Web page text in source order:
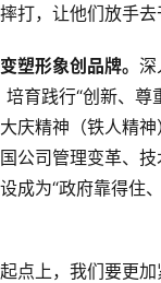
打，让他们放手
塑形象创品牌。 深
育践行“创新、
庆精神（铁人精
公司管理变革、
成为“政府靠得住
点上，我们要更